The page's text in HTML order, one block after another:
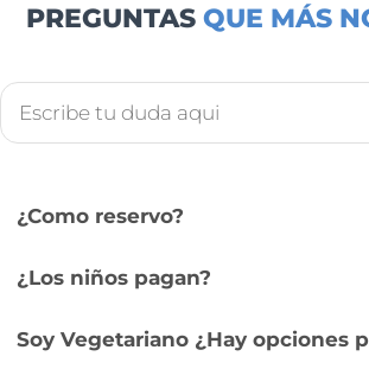
PREGUNTAS QUE MÁS
¿Como reservo?
¿Los niños pagan?
Soy Vegetariano ¿Hay opciones